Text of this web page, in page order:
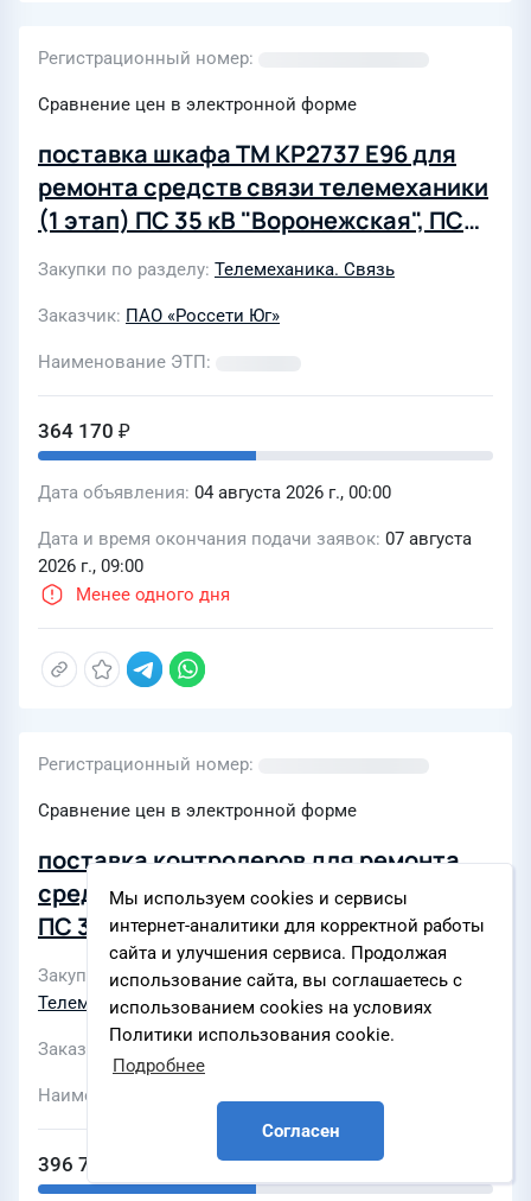
Мы используем cookies и сервисы
интернет-аналитики для корректной работы
сайта и улучшения сервиса. Продолжая
использование сайта, вы соглашаетесь с
использованием cookies на условиях
Политики использования cookie.
Подробнее
Согласен
Регистрационный номер
Сравнение цен в электронной форме
поставка шкафа ТМ КР2737 Е96 для
ремонта средств связи телемеханики
(1 этап) ПС 35 кВ "Воронежская", ПС
для нужд предприятия Усть-
Лабинские электрические сети
филиала ПАО "Россети Юг"-
Закупки по разделу Телемеханика. Связь
Заказчик ПАО «Россети Юг»
Наименование ЭТП
364 170 ₽
Дата объявления 04 августа 2026 г., 00:00
Дата и время окончания подачи заявок 07 августа
2026 г., 09:00
Менее одного дня
Регистрационный номер
Сравнение цен в электронной форме
поставка контролеров для ремонта
средств связи телемеханики (1 этап)
ПС 35 кВ "Воронежская", ПС 35 кВ
"Дружба", ПС 35 кВ "Братская" для
нужд предприятия Усть-Лабинские
электрические сети филиала ПАО
"Россети Юг"-"Кубаньэнерго"
Закупки по разделам АСУТП. Контроллеры,
Телемеханика. Связь
Заказчик
Наименование ЭТП
396 744 ₽